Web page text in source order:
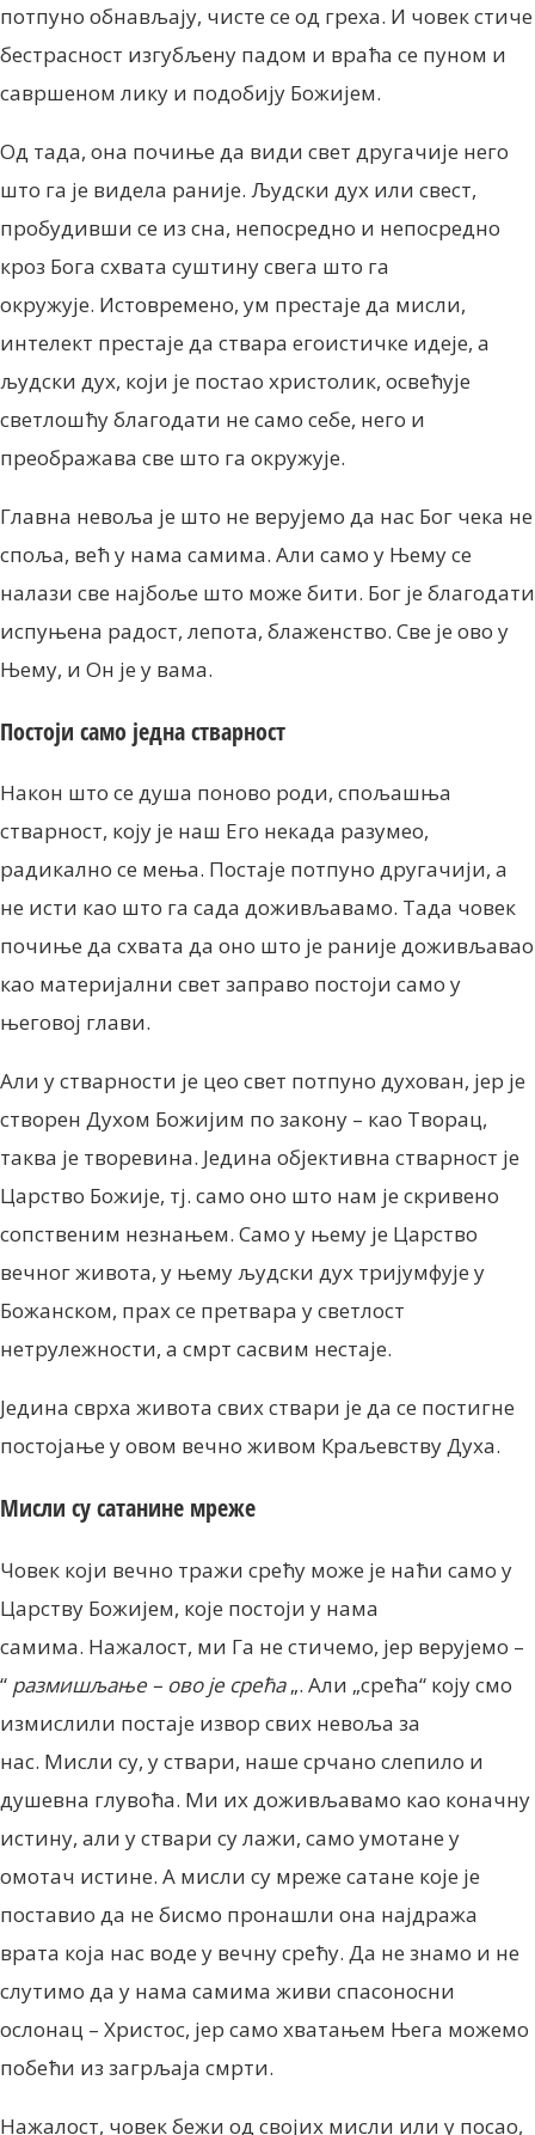
потпуно обнављају, чисте се од греха. И човек стиче
бестрасност изгубљену падом и враћа се пуном и
савршеном лику и подобију Божијем.
Од тада, она почиње да види свет другачије него
што га је видела раније. Људски дух или свест,
пробудивши се из сна, непосредно и непосредно
кроз Бога схвата суштину свега што га
окружује. Истовремено, ум престаје да мисли,
интелект престаје да ствара егоистичке идеје, а
људски дух, који је постао христолик, освећује
светлошћу благодати не само себе, него и
преображава све што га окружује.
Главна невоља је што не верујемо да нас Бог чека не
споља, већ у нама самима. Али само у Њему се
налази све најбоље што може бити. Бог је благодати
испуњена радост, лепота, блаженство. Све је ово у
Њему, и Он је у вама.
Постоји само једна стварност
Након што се душа поново роди, спољашња
стварност, коју је наш Его некада разумео,
радикално се мења. Постаје потпуно другачији, а
не исти као што га сада доживљавамо. Тада човек
почиње да схвата да оно што је раније доживљавао
као материјални свет заправо постоји само у
његовој глави.
Али у стварности је цео свет потпуно духован, јер је
створен Духом Божијим по закону – као Творац,
таква је творевина. Једина објективна стварност је
Царство Божије, тј. само оно што нам је скривено
сопственим незнањем. Само у њему је Царство
вечног живота, у њему људски дух тријумфује у
Божанском, прах се претвара у светлост
нетрулежности, а смрт сасвим нестаје.
Једина сврха живота свих ствари је да се постигне
постојање у овом вечно живом Краљевству Духа.
Мисли су сатанине мреже
Човек који вечно тражи срећу може је наћи само у
Царству Божијем, које постоји у нама
самима. Нажалост, ми Га не стичемо, јер верујемо –
“ размишљање – ово је срећа„. Али „срећа“ коју смо
измислили постаје извор свих невоља за
нас. Мисли су, у ствари, наше срчано слепило и
душевна глувоћа. Ми их доживљавамо као коначну
истину, али у ствари су лажи, само умотане у
омотач истине. А мисли су мреже сатане које је
поставио да не бисмо пронашли она најдража
врата која нас воде у вечну срећу. Да не знамо и не
слутимо да у нама самима живи спасоносни
ослонац – Христос, јер само хватањем Њега можемо
побећи из загрљаја смрти.
Нажалост, човек бежи од својих мисли или у посао,